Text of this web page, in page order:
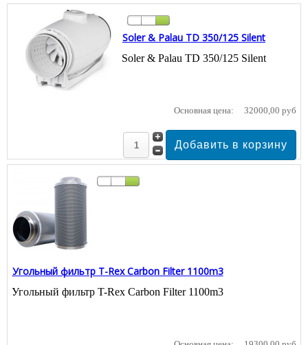
Soler & Palau TD 350/125 Silent
Soler & Palau TD 350/125 Silent
Основная цена: 32000,00 руб
Угольный фильтр T-Rex Carbon Filter 1100m3
Угольный фильтр T-Rex Carbon Filter 1100m3